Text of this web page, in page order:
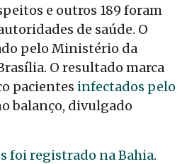
e outros 189 foram
de saúde. O
pelo Ministério da
O resultado marca
pacientes infectados pelo
balanço, divulgado
foi registrado na Bahia.